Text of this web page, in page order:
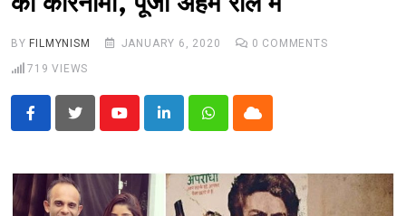
NEWS ABTAK
STARRY SIDES
BY FILMYNISM JANUARY 6, 2020 0 COMMENTS
719 VIEWS
YoutubeLinkedInWhatsappCloud